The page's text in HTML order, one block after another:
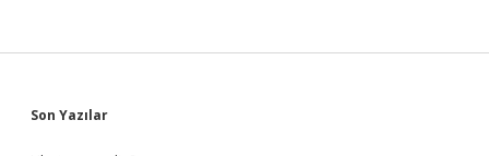
Sidebar
Son Yazılar